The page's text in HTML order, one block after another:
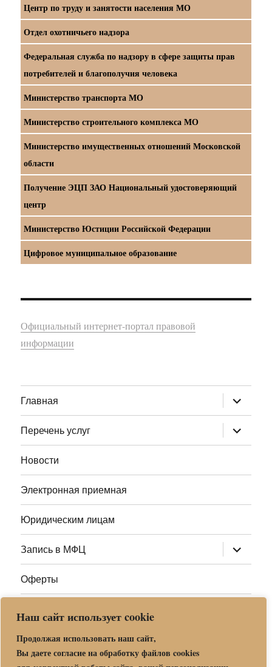
Наш сайт использует cookie
Продолжая использовать наш сайт,
Вы даете согласие на обработку файлов cookies
Центр по труду и занятости населения МО
Отдел охотничьего надзора
Федеральная служба по надзору в сфере защиты прав
потребителей и благополучия человека
Министерство транспорта МО
Министерство строительного комплекса МО
Министерство имущественных отношений Московской
области
Получение ЭЦП ЗАО Национальный удостоверяющий
центр
Министерство Юстиции Российской Федерации
Цифровое муниципальное образование
Официальный интернет-портал правовой
информации
Главная раскрыть
дочернее
меню
Перечень услуг
раскрыть
дочернее
меню
Новости
Электронная приемная
Юридическим лицам
Запись в МФЦ раскрыть
дочернее
меню
Оферты
Адреса МФЦ МО